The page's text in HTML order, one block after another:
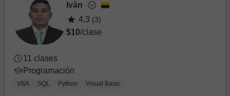
Ivàn
4,3 (3)
$10/clase
11 clases
Programación
VBA SQL Python Visual Basic